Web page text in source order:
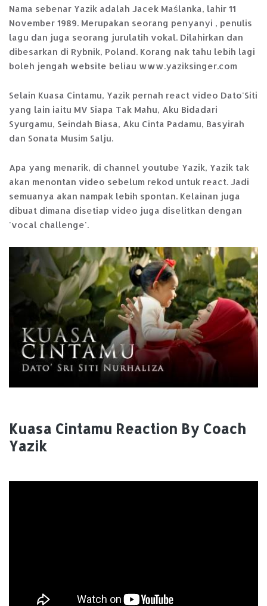
Nama sebenar Yazik adalah Jacek Maślanka, lahir 11
November 1989. Merupakan seorang penyanyi , penulis
lagu dan juga seorang jurulatih vokal. Dilahirkan dan
dibesarkan di Rybnik, Poland. Korang nak tahu lebih lagi
boleh jengah website beliau www.yaziksinger.com
Selain Kuasa Cintamu, Yazik pernah react video Dato'Siti
yang lain iaitu MV Siapa Tak Mahu, Aku Bidadari
Syurgamu, Seindah Biasa, Aku Cinta Padamu, Basyirah
dan Sonata Musim Salju.
Apa yang menarik, di channel youtube Yazik, Yazik tak
akan menontan video sebelum rekod untuk react. Jadi
semuanya akan nampak lebih spontan. Kelainan juga
dibuat dimana disetiap video juga diselitkan dengan
'vocal challenge'.
Kuasa Cintamu Reaction By Coach
Yazik